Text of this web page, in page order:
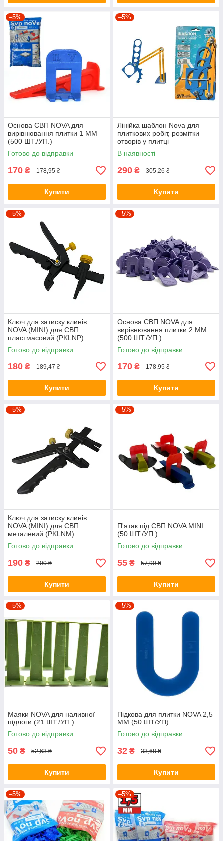
–5%
Основа СВП NOVA для
вирівнювання плитки 1 ММ
(500 ШТ./УП.)
Готово до відправки
170 ₴ 178,95 ₴
Купити
–5%
Лінійка шаблон Nova для
плиткових робіт, розмітки
отворів у плитці
В наявності
290 ₴ 305,26 ₴
Купити
–5%
Ключ для затиску клинів
NOVA (MINI) для СВП
пластмасовий (PKLNP)
Готово до відправки
180 ₴ 189,47 ₴
Купити
–5%
Основа СВП NOVA для
вирівнювання плитки 2 ММ
(500 ШТ./УП.)
Готово до відправки
170 ₴ 178,95 ₴
Купити
–5%
Ключ для затиску клинів
NOVA (MINI) для СВП
металевий (PKLNM)
Готово до відправки
190 ₴ 200 ₴
Купити
–5%
П'ятак під СВП NOVA MINI
(50 ШТ./УП.)
Готово до відправки
55 ₴ 57,90 ₴
Купити
–5%
Маяки NOVA для наливної
підлоги (21 ШТ./УП.)
Готово до відправки
50 ₴ 52,63 ₴
Купити
–5%
Підкова для плитки NOVA 2,5
ММ (50 ШТ/УП)
Готово до відправки
32 ₴ 33,68 ₴
Купити
–5% –5%